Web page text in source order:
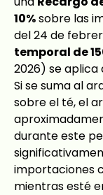
10%sobre las
del 24 de
temporal de
2026) se aplica
Si se suma al
sobre el té, el
durante este
importaciones
mientras esté